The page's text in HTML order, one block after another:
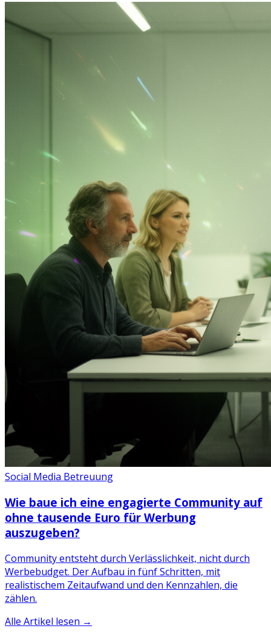
Social Media Betreuung
Wie baue ich eine engagierte Community auf
ohne tausende Euro für Werbung
auszugeben?
Community entsteht durch Verlässlichkeit, nicht durch
Werbebudget. Der Aufbau in fünf Schritten, mit
realistischem Zeitaufwand und den Kennzahlen, die
zählen.
Alle Artikel lesen →